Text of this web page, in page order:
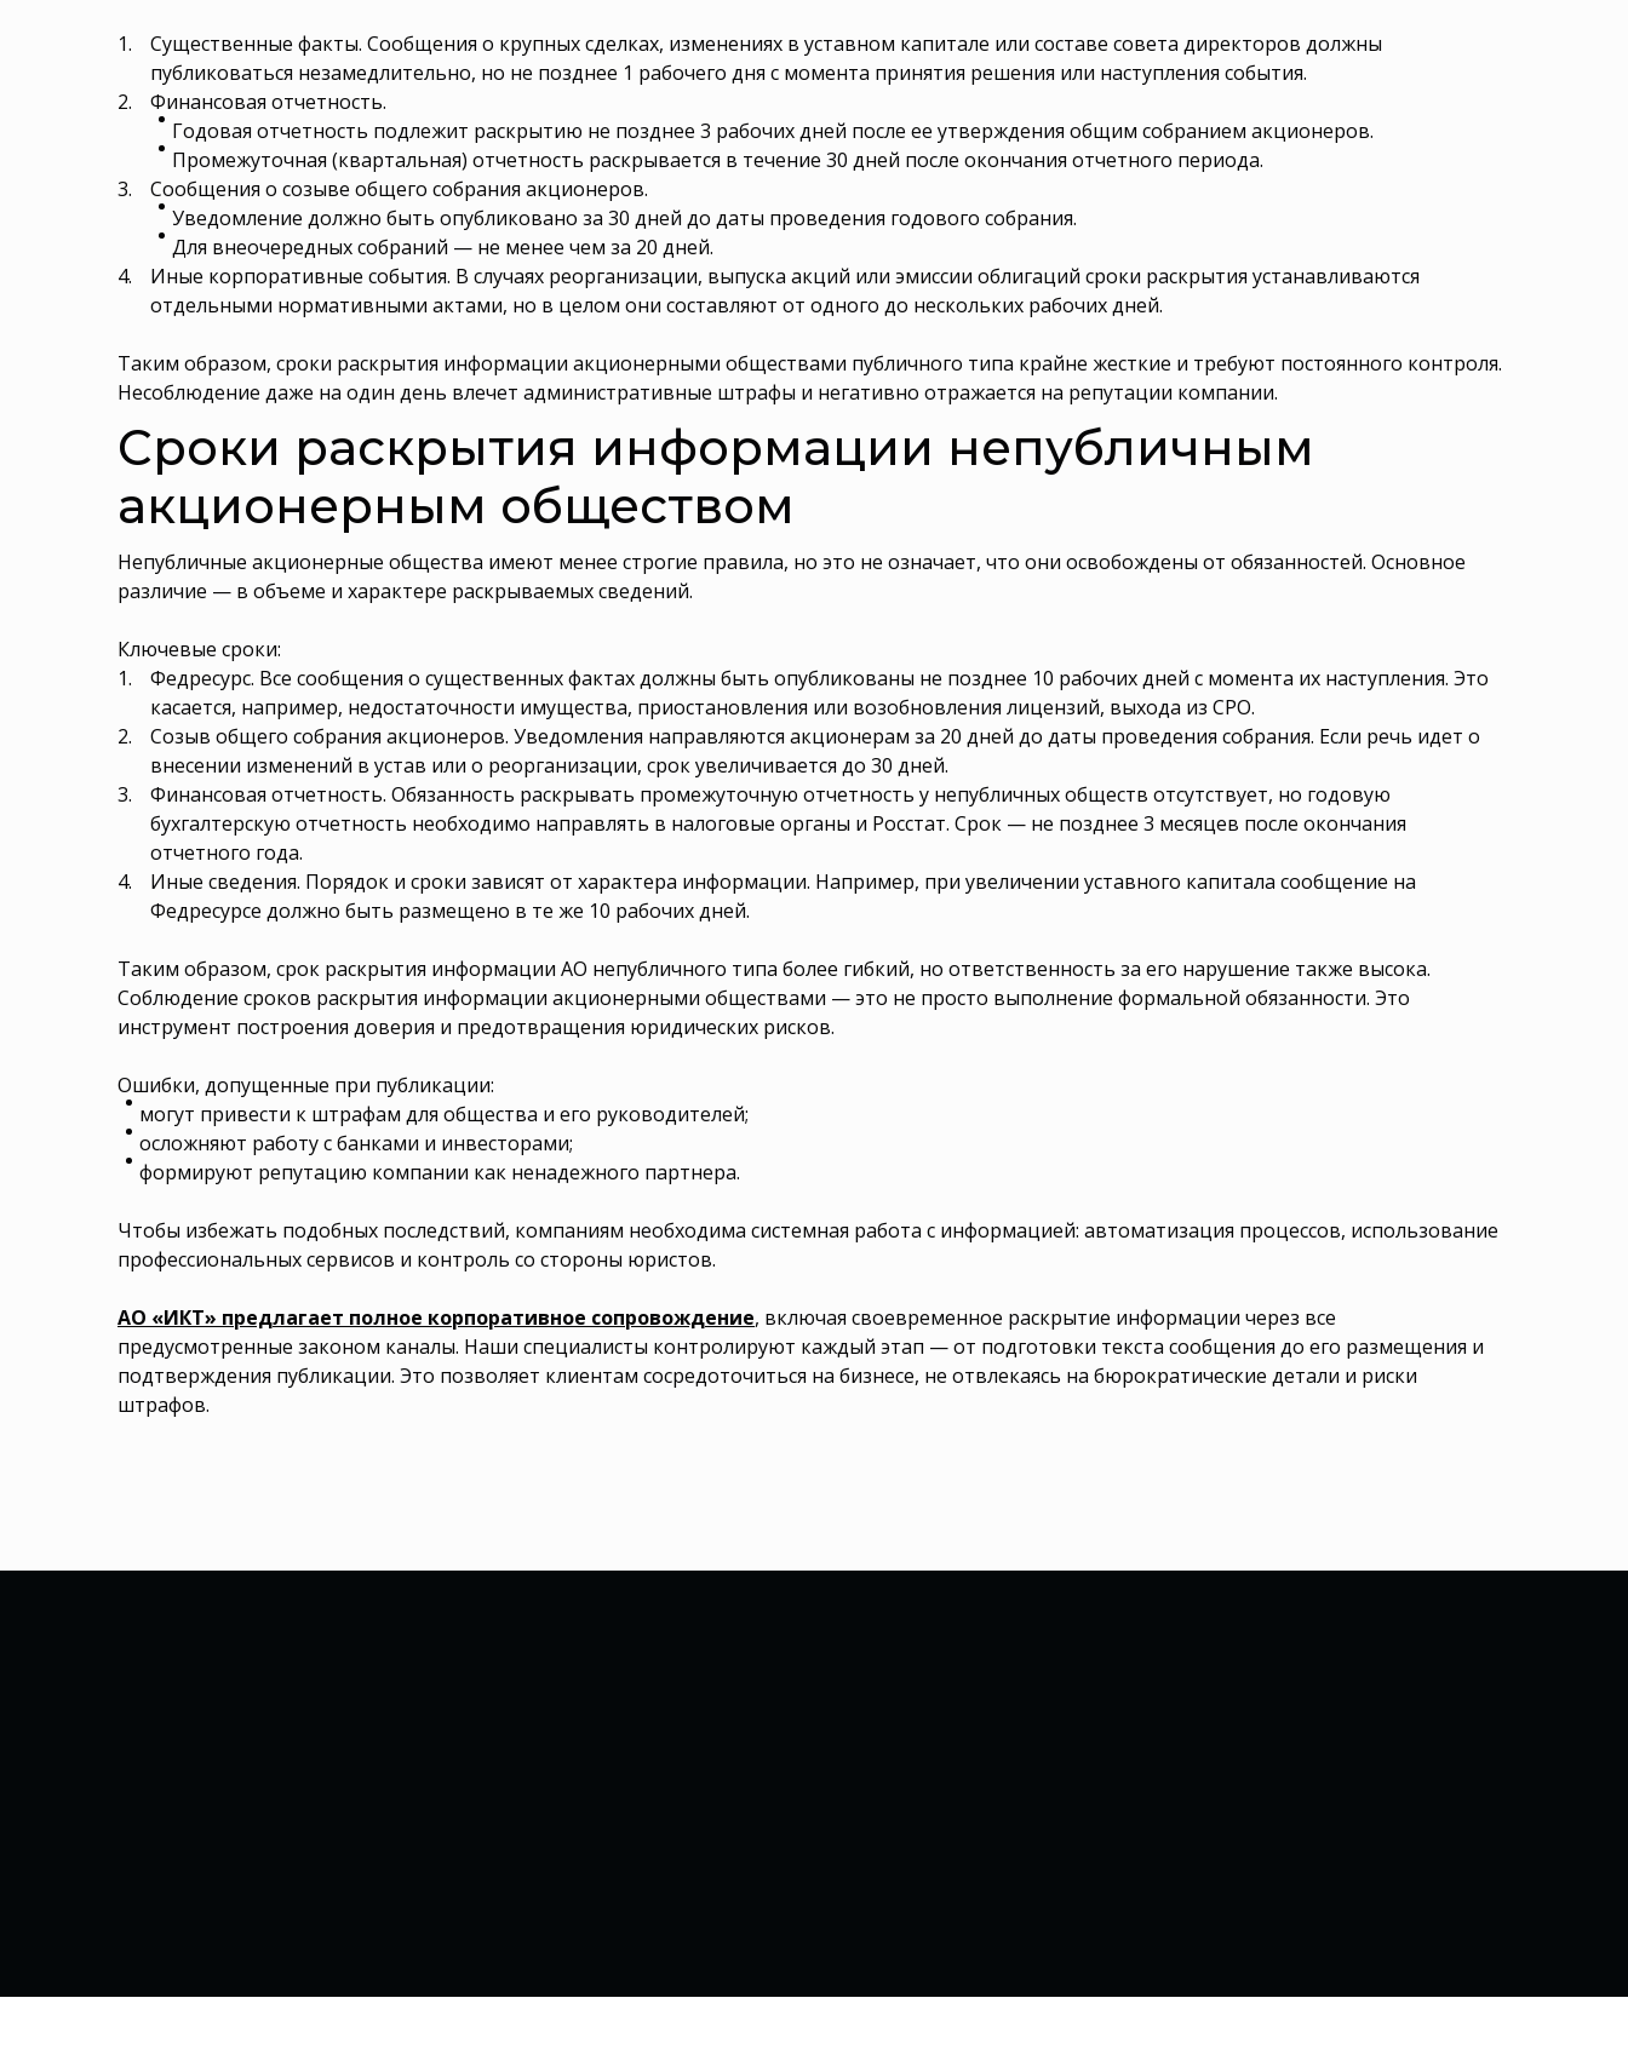
Существенные факты. Сообщения о крупных сделках, изменениях в уставном капитале или составе совета директоров должны
публиковаться незамедлительно, но не позднее 1 рабочего дня с момента принятия решения или наступления события.
Финансовая отчетность.
Годовая отчетность подлежит раскрытию не позднее 3 рабочих дней после ее утверждения общим собранием акционеров.
Промежуточная (квартальная) отчетность раскрывается в течение 30 дней после окончания отчетного периода.
Сообщения о созыве общего собрания акционеров.
Уведомление должно быть опубликовано за 30 дней до даты проведения годового собрания.
Для внеочередных собраний — не менее чем за 20 дней.
Иные корпоративные события. В случаях реорганизации, выпуска акций или эмиссии облигаций сроки раскрытия устанавливаются
отдельными нормативными актами, но в целом они составляют от одного до нескольких рабочих дней.
Таким образом, сроки раскрытия информации акционерными обществами публичного типа крайне жесткие и требуют постоянного контроля.
Несоблюдение даже на один день влечет административные штрафы и негативно отражается на репутации компании.
Сроки раскрытия информации непубличным
акционерным обществом
Непубличные акционерные общества имеют менее строгие правила, но это не означает, что они освобождены от обязанностей. Основное
различие — в объеме и характере раскрываемых сведений.
Ключевые сроки:
Федресурс. Все сообщения о существенных фактах должны быть опубликованы не позднее 10 рабочих дней с момента их наступления. Это
касается, например, недостаточности имущества, приостановления или возобновления лицензий, выхода из СРО.
Созыв общего собрания акционеров. Уведомления направляются акционерам за 20 дней до даты проведения собрания. Если речь идет о
внесении изменений в устав или о реорганизации, срок увеличивается до 30 дней.
Финансовая отчетность. Обязанность раскрывать промежуточную отчетность у непубличных обществ отсутствует, но годовую
бухгалтерскую отчетность необходимо направлять в налоговые органы и Росстат. Срок — не позднее 3 месяцев после окончания
отчетного года.
Иные сведения. Порядок и сроки зависят от характера информации. Например, при увеличении уставного капитала сообщение на
Федресурсе должно быть размещено в те же 10 рабочих дней.
Таким образом, срок раскрытия информации АО непубличного типа более гибкий, но ответственность за его нарушение также высока.
Соблюдение сроков раскрытия информации акционерными обществами — это не просто выполнение формальной обязанности. Это
инструмент построения доверия и предотвращения юридических рисков.
Ошибки, допущенные при публикации:
могут привести к штрафам для общества и его руководителей;
осложняют работу с банками и инвесторами;
формируют репутацию компании как ненадежного партнера.
Чтобы избежать подобных последствий, компаниям необходима системная работа с информацией: автоматизация процессов, использование
профессиональных сервисов и контроль со стороны юристов.
АО «ИКТ» предлагает полное корпоративное сопровождение, включая своевременное раскрытие информации через все
предусмотренные законом каналы. Наши специалисты контролируют каждый этап — от подготовки текста сообщения до его размещения и
подтверждения публикации. Это позволяет клиентам сосредоточиться на бизнесе, не отвлекаясь на бюрократические детали и риски
штрафов.